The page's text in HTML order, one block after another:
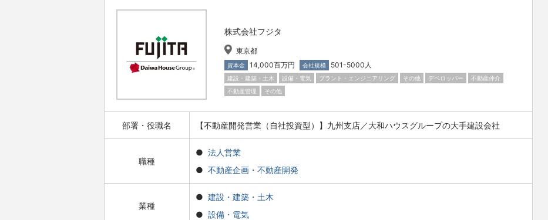
株式会社フジタ
東京都
資本金 14,000百万円 会社規模 501-5000人
建設・建築・土木 設備・電気 プラント・エンジニアリング その他 デベロッパー
不動産仲介
不動産管理
その他
部署・役職名 【不動産開発営業（自社投資型）】九州支店／大和ハウスグループの大手建設会社
職種
法人営業
不動産企画・不動産開発
業種
建設・建築・土木
設備・電気